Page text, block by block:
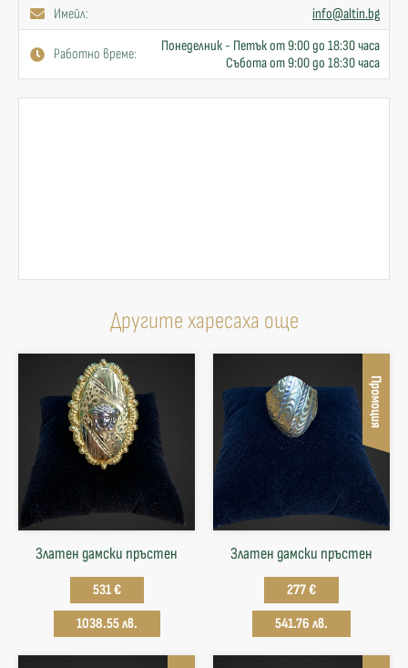
Имейл:
info@altin.bg
Работно време:
Понеделник - Петък от 9:00 до 18:30 часа
Събота от 9:00 до 18:30 часа
Другите харесаха още
Златен дамски пръстен
531 €
1038.55 лв.
Промоция
Златен дамски пръстен
277 €
541.76 лв.